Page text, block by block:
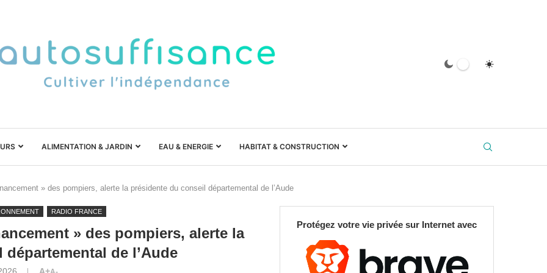
ALIMENTATION & JARDIN EAU & ENERGIE HABITAT & CONSTRUCTION
» des pompiers, alerte la présidente du conseil départemental de l’Aude
RADIO FRANCE
» des pompiers, alerte la
de l’Aude
Protégez votre vie privée sur Internet avec